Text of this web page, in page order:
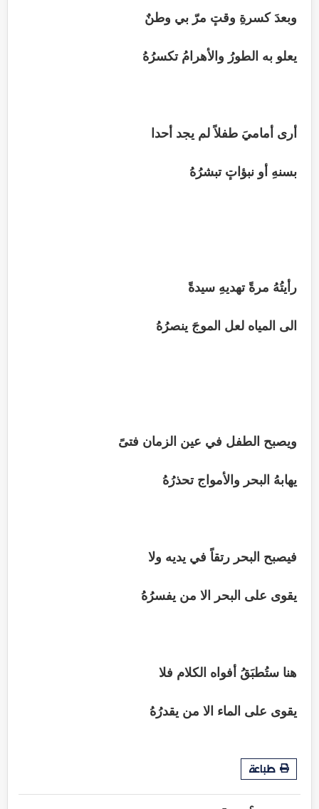
وبعدَ كسرةِ وقتٕ مرّ بي وطنٌ
يعلو به الطورُ والأهرامُ تكسرُهُ
أرى أماميَ طفلاً لم يجد أحدا
بسنهِ أو نبؤاتٕ تبشرُهُ
رأيتُهُ مرةً تهديهِ سيدةً
الى المياه لعل الموجَ ينصرُهُ
ويصبح الطفل في عين الزمان فتىً
يهابهُ البحر والأمواج تحذرُهُ
فيصبح البحر رتقاً في يديه ولا
يقوى على البحر الا من يفسرُهُ
هنا ستُطبَقُ أفواه الكلام فلا
يقوى على الماء الا من يقدرُهُ
طباعة